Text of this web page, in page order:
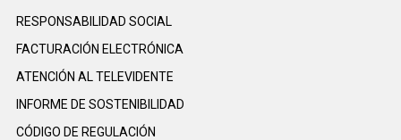
RESPONSABILIDAD SOCIAL
FACTURACIÓN ELECTRÓNICA
ATENCIÓN AL TELEVIDENTE
INFORME DE SOSTENIBILIDAD
CÓDIGO DE REGULACIÓN